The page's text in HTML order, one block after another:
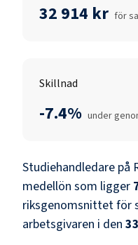
32 914 kr för
Skillnad
-7.4% under
Studiehandledare på
medellön som ligger
riksgenomsnittet för
arbetsgivaren i den